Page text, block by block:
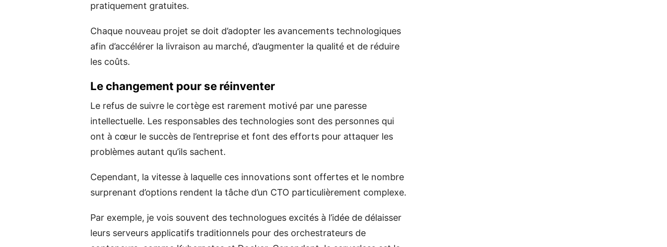
pratiquement gratuites.
Chaque nouveau projet se doit d’adopter les avancements technologiques
afin d’accélérer la livraison au marché, d’augmenter la qualité et de réduire
les coûts.
Le changement pour se réinventer
Le refus de suivre le cortège est rarement motivé par une paresse
intellectuelle. Les responsables des technologies sont des personnes qui
ont à cœur le succès de l’entreprise et font des efforts pour attaquer les
problèmes autant qu’ils sachent.
Cependant, la vitesse à laquelle ces innovations sont offertes et le nombre
surprenant d’options rendent la tâche d’un CTO particulièrement complexe.
Par exemple, je vois souvent des technologues excités à l’idée de délaisser
leurs serveurs applicatifs traditionnels pour des orchestrateurs de